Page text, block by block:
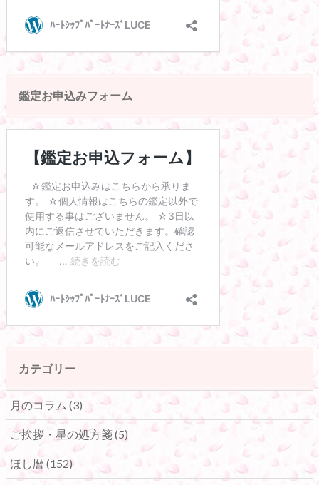
鑑定お申込みフォーム
カテゴリー
月のコラム (3)
ご挨拶・星の処方箋(5)
ほし暦(152)